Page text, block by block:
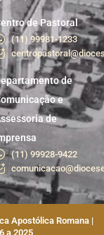
de Pastoral
(11) 99981-1233
de
e
de
(11) 99928-9422
Apostólica Romana |
a 2025